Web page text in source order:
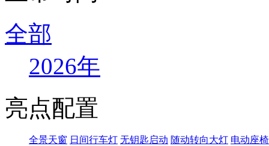
全部
2026年
亮点配置
全景天窗 日间行车灯 无钥匙启动 随动转向大灯 电动座椅